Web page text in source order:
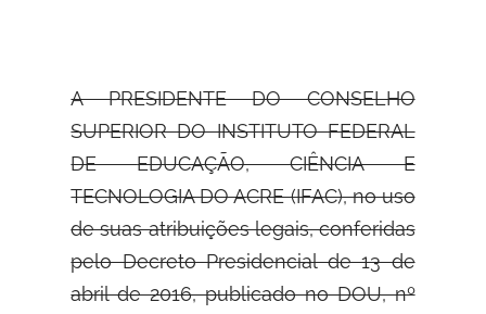
A PRESIDENTE DO CONSELHO
SUPERIOR DO INSTITUTO FEDERAL
DEEDUCAÇÃO, CIÊNCIA E
TECNOLOGIA DO ACRE (IFAC), no uso
de suas atribuições legais, conferidas
pelo Decreto Presidencial de 13 de
abril de 2016, publicado no DOU, nº